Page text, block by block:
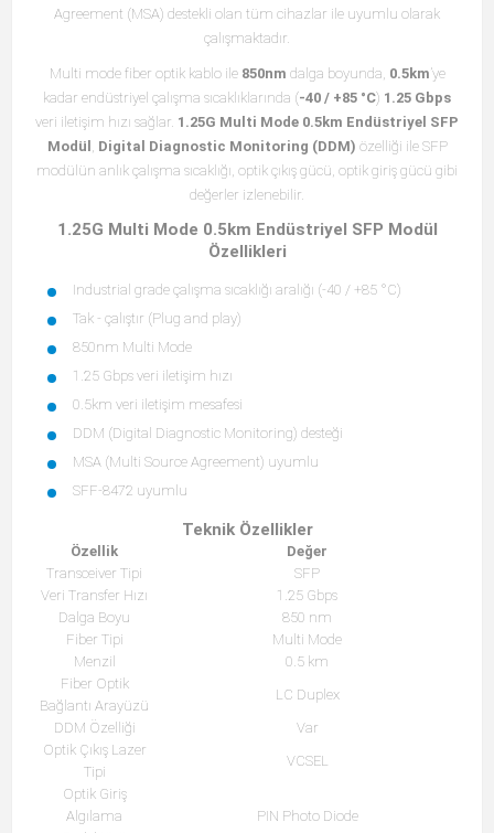
Agreement (MSA) destekli olan tüm cihazlar ile uyumlu olarak
çalışmaktadır.
Multi mode fiber optik kablo ile 850nm dalga boyunda, 0.5km’ye
kadar endüstriyel çalışma sıcaklıklarında (-40 / +85 °C) 1.25 Gbps
veri iletişim hızı sağlar. 1.25G Multi Mode 0.5km Endüstriyel SFP
Modül , Digital Diagnostic Monitoring (DDM) özelliği ile SFP
modülün anlık çalışma sıcaklığı, optik çıkış gücü, optik giriş gücü gibi
değerler izlenebilir.
1.25G Multi Mode 0.5km Endüstriyel SFP Modül
Özellikleri
Industrial grade çalışma sıcaklığı aralığı (-40 / +85 °C)
Tak - çalıştır (Plug and play)
850nm Multi Mode
1.25 Gbps veri iletişim hızı
0.5km veri iletişim mesafesi
DDM (Digital Diagnostic Monitoring) desteği
MSA (Multi Source Agreement) uyumlu
SFF-8472 uyumlu
Teknik Özellikler
Özellik
Değer
Transceiver Tipi
SFP
Veri Transfer Hızı
1.25 Gbps
Dalga Boyu
850 nm
Fiber Tipi
Multi Mode
Menzil
0.5 km
Fiber Optik
Bağlantı Arayüzü
LC Duplex
DDM Özelliği
Var
Optik Çıkış Lazer
Tipi
VCSEL
Optik Giriş
Algılama
PIN Photo Diode